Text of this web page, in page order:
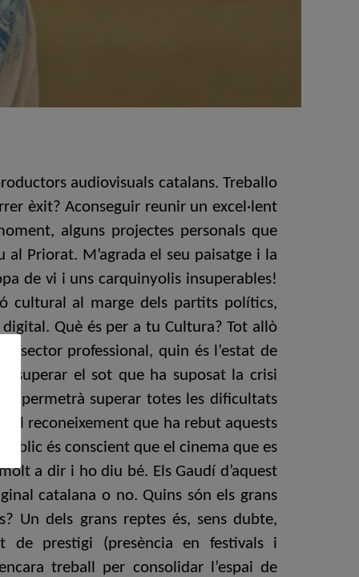
audiovisuals catalans. Treballo
èxit? Aconseguir reunir un excel·lent
alguns projectes personals que
Priorat. M’agrada el seu paisatge i la
de vi i uns carquinyolis insuperables!
cultural al marge dels partits polítics,
Què és per a tu Cultura? Tot allò
sector professional, quin és l’estat de
superar el sot que ha suposat la crisi
permetrà superar totes les dificultats
el reconeixement que ha rebut aquests
és conscient que el cinema que es
a dir i ho diu bé. Els Gaudí d’aquest
catalana o no. Quins són els grans
Un dels grans reptes és, sens dubte,
de prestigi (presència en festivals i
treball per consolidar l’espai de